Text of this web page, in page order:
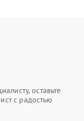
оставьте
с радостью